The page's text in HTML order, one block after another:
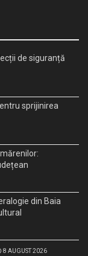
de siguranță
sprijinirea
din Baia
8 AUGUST 2026